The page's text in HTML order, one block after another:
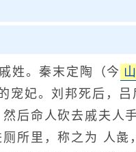
。秦末定陶（今
宠妃。刘邦死后，吕
后命人砍去戚夫人手
所里，称之为 人彘